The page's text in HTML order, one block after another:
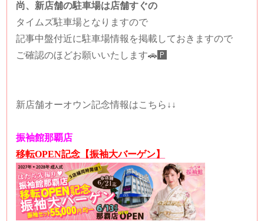
尚、新店舗の駐車場は店舗すぐの
タイムズ駐車場となりますので
記事中盤付近に駐車場情報を掲載しておきますので
ご確認のほどお願いいたします🚗🅿️
新店舗オーオウン記念情報はこちら↓↓
振袖館那覇店
移転OPEN記念【振袖大バーゲン】